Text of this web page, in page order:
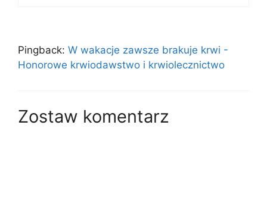
Pingback: W wakacje zawsze brakuje krwi -
Honorowe krwiodawstwo i krwiolecznictwo
Zostaw komentarz